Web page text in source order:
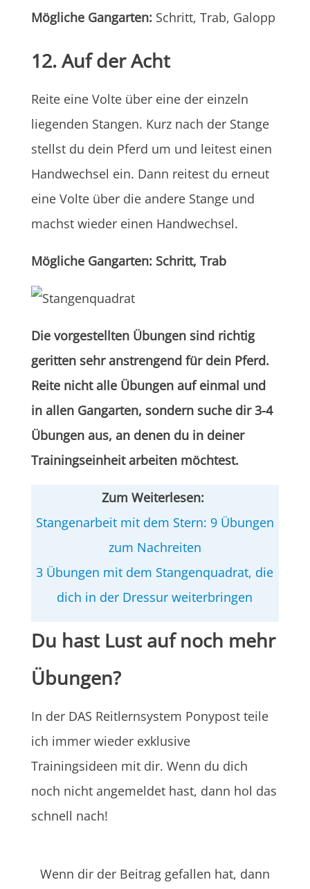
Mögliche Gangarten: Schritt, Trab, Galopp
12. Auf der Acht
Reite eine Volte über eine der einzeln
liegenden Stangen. Kurz nach der Stange
stellst du dein Pferd um und leitest einen
Handwechsel ein. Dann reitest du erneut
eine Volte über die andere Stange und
machst wieder einen Handwechsel.
Mögliche Gangarten: Schritt, Trab
Die vorgestellten Übungen sind richtig
geritten sehr anstrengend für dein Pferd.
Reite nicht alle Übungen auf einmal und
in allen Gangarten, sondern suche dir 3-4
Übungen aus, an denen du in deiner
Trainingseinheit arbeiten möchtest.
Zum Weiterlesen:
Stangenarbeit mit dem Stern: 9 Übungen
zum Nachreiten
3 Übungen mit dem Stangenquadrat, die
dich in der Dressur weiterbringen
Du hast Lust auf noch mehr
Übungen?
In der DAS Reitlernsystem Ponypost teile
ich immer wieder exklusive
Trainingsideen mit dir. Wenn du dich
noch nicht angemeldet hast, dann hol das
schnell nach!
Wenn dir der Beitrag gefallen hat, dann